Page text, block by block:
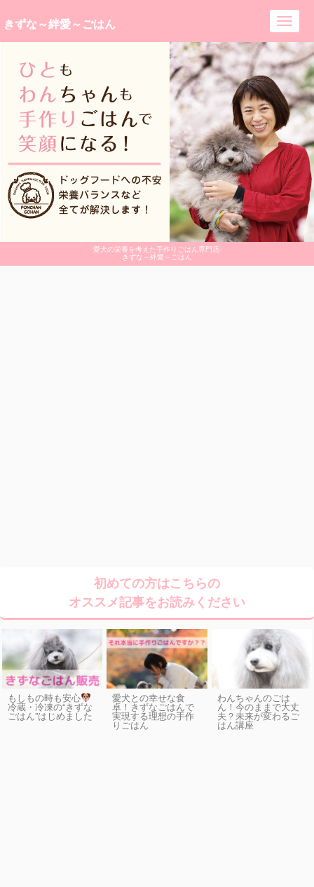
愛犬の栄養を考えた手作りごはん専門店-
きずな～絆愛～ごはん
きずな～絆愛～ごはん
初めての方はこちらの
オススメ記事をお読みください
もしもの時も安心
冷蔵・冷凍の“きずな
ごはん”はじめました
愛犬との幸せな食
卓！きずなごはんで
実現する理想の手作
りごはん
わんちゃんのごは
ん！今のままで大丈
夫？未来が変わるご
はん講座